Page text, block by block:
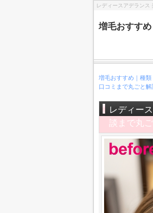
レディースアデランス
増毛おすす
増毛おすすめ｜種類
口コミまで丸ごと解
レディー
談まで丸